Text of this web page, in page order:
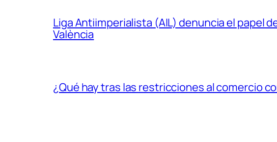
Liga Antiimperialista (AIL) denuncia el papel
València
¿Qué hay tras las restricciones al comercio